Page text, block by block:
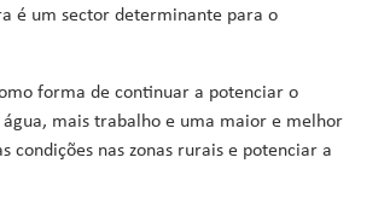
é um sector determinante para o
forma de continuar a potenciar o
mais trabalho e uma maior e melhor
condições nas zonas rurais e potenciar a